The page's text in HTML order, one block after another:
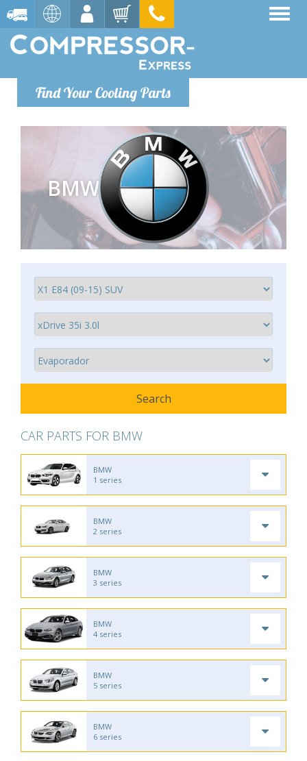
Find Your Cooling Parts
BMW
CAR PARTS FOR BMW
BMW
1 series
BMW
2 series
BMW
3 series
BMW
4 series
BMW
5 series
BMW
6 series